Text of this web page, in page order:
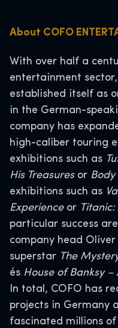
About COFO
With over half a
entertainment
established itself as
in the German-
company has
high-caliber touring
exhibitions such as
His Treasuresor Body
exhibitions such as
Experienceor
particular success
company head
superstar The
és House of Banksy
In total, COFO has
projects in Germany
fascinated millions